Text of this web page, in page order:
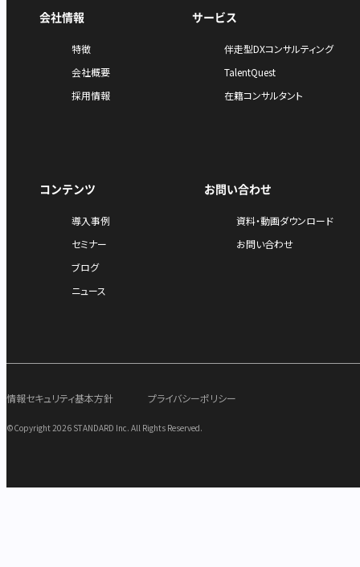
会社情報
特徴
会社概要
採用情報
サービス
伴走型DXコンサルティング
TalentQuest
在籍コンサルタント
コンテンツ
導入事例
セミナー
ブログ
ニュース
お問い合わせ
資料・動画ダウンロード
お問い合わせ
©Copyright 2026 STANDARD Inc. All Rights Reserved.
情報セキュリティ基本方針 プライバシーポリシー